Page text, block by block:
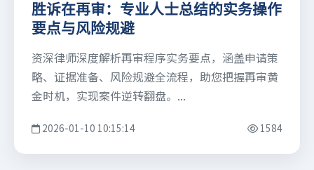
胜诉在再审：专业人士总结的实务操作
要点与风险规避
资深律师深度解析再审程序实务要点，涵盖申请策
略、证据准备、风险规避全流程，助您把握再审黄
金时机，实现案件逆转翻盘。...
2026-01-10 10:15:14 1584